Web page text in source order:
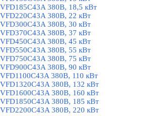
VFD185C43A 380В, 18,5 кВт
VFD220C43A 380В, 22 кВт
VFD300C43A 380В, 30 кВт
VFD370C43A 380В, 37 кВт
VFD450C43A 380В, 45 кВт
VFD550C43A 380В, 55 кВт
VFD750C43A 380В, 75 кВт
VFD900C43A 380В, 90 кВт
VFD1100C43A 380В, 110 кВт
VFD1320C43A 380В, 132 кВт
VFD1600C43A 380В, 160 кВт
VFD1850C43A 380В, 185 кВт
VFD2200C43A 380В, 220 кВт